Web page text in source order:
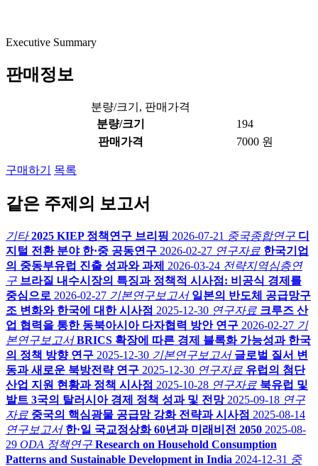
Executive Summary
판매정보
분량/크기, 판매가격
분량/크기
194
판매가격
7000 원
구매하기 목록
같은 주제의 보고서
기타 2025 KIEP 정책연구 브리핑 2026-07-21 중국종합연구 디
지털 전환 분야 한·중 공동연구 2026-02-27 연구자료 한국기업
의 중동부유럽 진출 성과와 과제
2026-03-24 전략지역심층연
구 브라질 내수시장의 특징과 정책적 시사점: 비공식 경제를
중심으로 2026-02-27 기본연구보고서 일본의 반도체 공급망구
조 변화와 한국에 대한 시사점 2025-12-30 연구자료 크루즈 산
업 협력을 통한 동북아시아 다자협력 방안 연구 2026-02-27 기
본연구보고서 BRICS 확장에 따른 경제 블록화 가능성과 한국
의 정책 방향 연구 2025-12-30 기본연구보고서 글로벌 질서 변
동과 새로운 북방전략 연구 2025-12-30 연구자료 유럽의 첨단
산업 지원 현황과 정책 시사점 2025-10-28 연구자료 북유럽 및
발트 3국의 탈러시아 경제 정책 성과 및 전망 2025-09-18 연구
자료 중국의 핵심광물 공급망 강화 전략과 시사점 2025-08-14
연구보고서 한·일 국교정상화 60년과 미래비전 2050 2025-08-
29 ODA 정책연구 Research on Household Consumption
Patterns and Sustainable Development in India 2024-12-31 중